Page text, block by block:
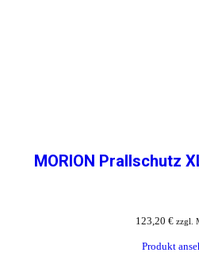
MORION Prallschutz
123,20 € zzgl.
Produkt